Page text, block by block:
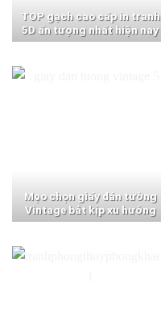
TOP gạch cao cấp in tranh
5D ấn tượng nhất hiện nay
Mẹo chọn giấy dán tường
Vintage bắt kịp xu hướng